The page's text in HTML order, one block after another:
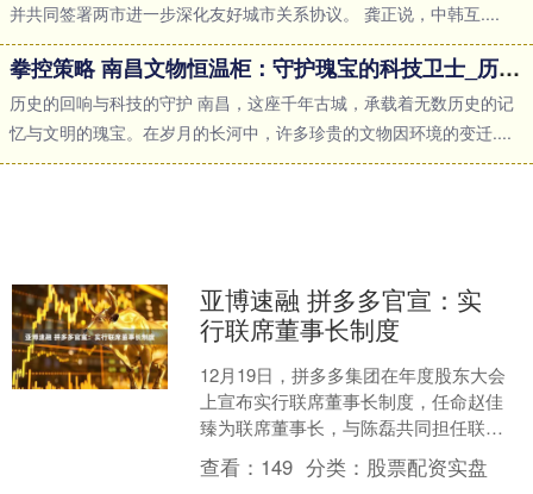
并共同签署两市进一步深化友好城市关系协议。 龚正说，中韩互....
拳控策略 南昌文物恒温柜：守护瑰宝的科技卫士_历史_环境_长河
历史的回响与科技的守护 南昌，这座千年古城，承载着无数历史的记
忆与文明的瑰宝。在岁月的长河中，许多珍贵的文物因环境的变迁....
亚博速融 拼多多官宣：实
行联席董事长制度
12月19日，拼多多集团在年度股东大会
上宣布实行联席董事长制度，任命赵佳
臻为联席董事长，与陈磊共同担任联席
董事长兼联席CEO。会上，陈磊透露，
Temu已经在全球....
查看： 149 分类： 股票配资实盘